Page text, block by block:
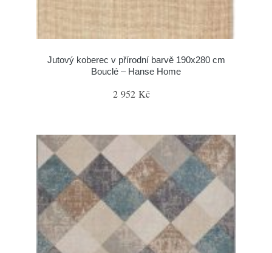
Jutový koberec v přírodní barvě 190x280 cm
Bouclé – Hanse Home
2 952 Kč